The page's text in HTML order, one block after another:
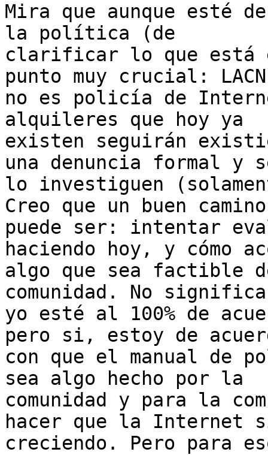
Mira que aunque esté
la política (de
clarificar lo que está
punto muy crucial:
no es policía de
alquileres que hoy ya
existen seguirán
una denuncia formal y
lo investiguen
Creo que un buen camino
puede ser: intentar
haciendo hoy, y cómo
algo que sea factible
comunidad. No
yo esté al 100% de
pero si, estoy de
con que el manual de
sea algo hecho por la
comunidad y para la
hacer que la Internet
creciendo. Pero para